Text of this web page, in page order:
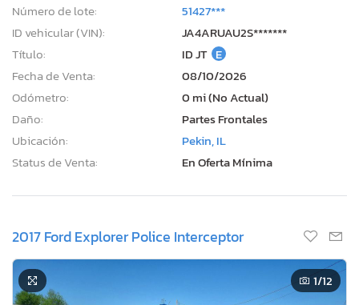
Número de lote:
51427***
ID vehicular (VIN):
JA4ARUAU2S*******
Título:
ID JT E
Fecha de Venta:
08/10/2026
Odómetro:
0 mi (No Actual)
Daño:
Partes Frontales
Ubicación:
Pekin, IL
Status de Venta:
En Oferta Mínima
2017 Ford Explorer Police Interceptor
1/12